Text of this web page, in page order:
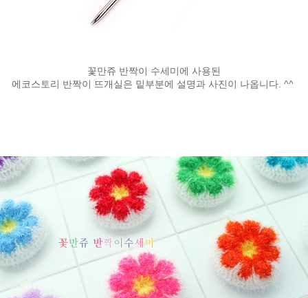
꽃만쥬 반짝이 수세미에 사용된
에코스토리 반짝이 뜨개실은 밑부분에 설명과 사진이 나옵니다. ^^